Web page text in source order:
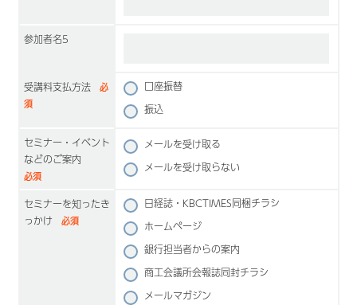
参加者名5
受講料支払方法必
須
口座振替
振込
セミナー・イベント
などのご案内
必須
メールを受け取る
メールを受け取らない
セミナーを知ったき
っかけ必須
日経誌・KBCTIMES同梱チラシ
ホームページ
銀行担当者からの案内
商工会議所会報誌同封チラシ
メールマガジン